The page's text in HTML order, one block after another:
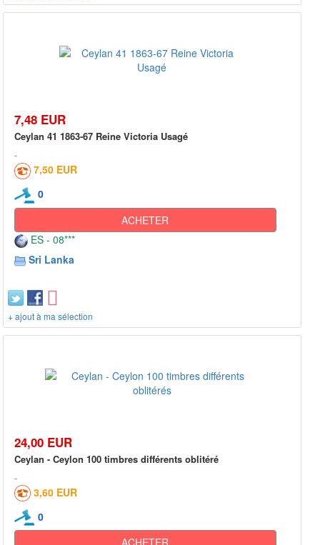
7,48 EUR
Ceylan 41 1863-67 Reine Victoria Usagé
7,50 EUR
0
ACHETER
ES - 08***
Sri Lanka
+ ajout à ma sélection
24,00 EUR
Ceylan - Ceylon 100 timbres différents oblitéré
3,60 EUR
0